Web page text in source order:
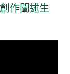
作闡述生